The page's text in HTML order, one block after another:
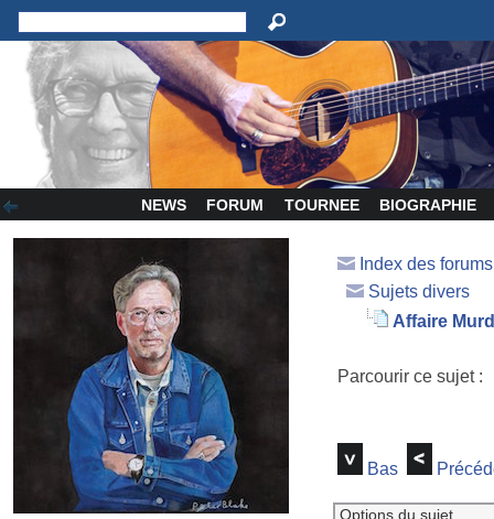
NEWS FORUM TOURNEE BIOGRAPHIE
Index des
Sujets divers
Affaire
Parcourir ce sujet
Bas